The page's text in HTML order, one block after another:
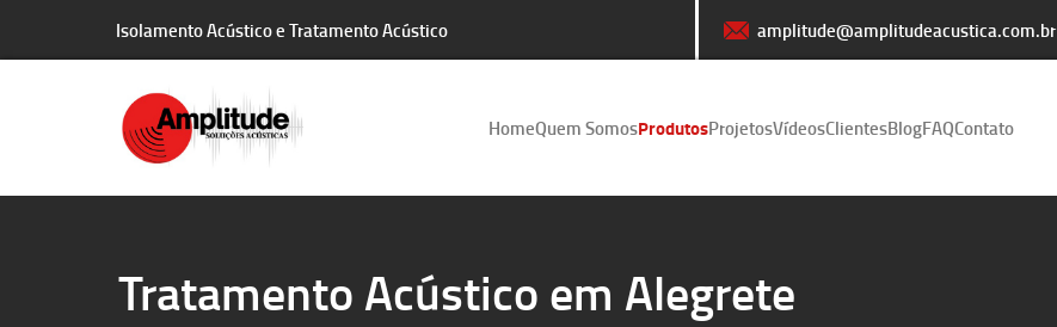
Isolamento Acústico e Tratamento Acústico amplitude@amplitudeacustica.com.br
HomeQuem SomosProdutosProjetosVídeosClientesBlogFAQContato
Tratamento Acústico em Alegrete